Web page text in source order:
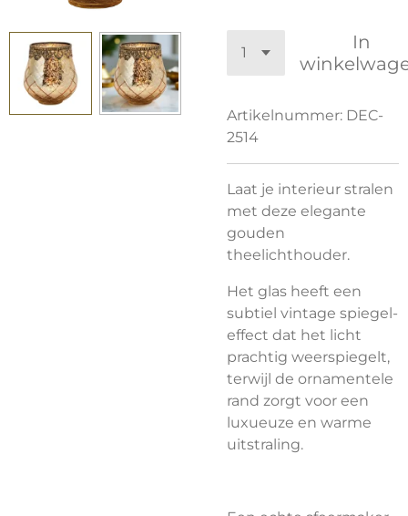
In
Artikelnummer: DEC-
2514
Laat je interieur stralen
met deze elegante
gouden
theelichthouder.
Het glas heeft een
subtiel vintage spiegel-
effect dat het licht
prachtig weerspiegelt,
terwijl de ornamentele
rand zorgt voor een
luxueuze en warme
uitstraling.